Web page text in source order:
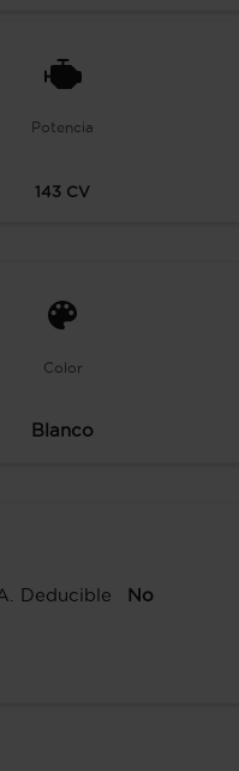
Potencia
143 CV
Color
Blanco
Deducible No